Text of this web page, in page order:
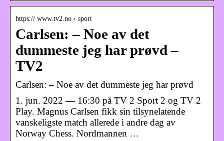
https:// www.tv2.no › sport
Carlsen: – Noe av det
dummeste jeg har prøvd –
TV2
Carlsen: – Noe av det dummeste jeg har prøvd
1. jun. 2022 — 16:30 på TV 2 Sport 2 og TV 2
Play. Magnus Carlsen fikk sin tilsynelatende
vanskeligste match allerede i andre dag av
Norway Chess. Nordmannen …